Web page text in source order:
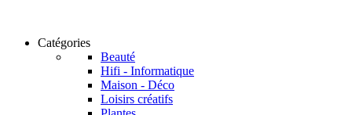
Catégories
Beauté
Hifi - Informatique
Maison - Déco
Loisirs créatifs